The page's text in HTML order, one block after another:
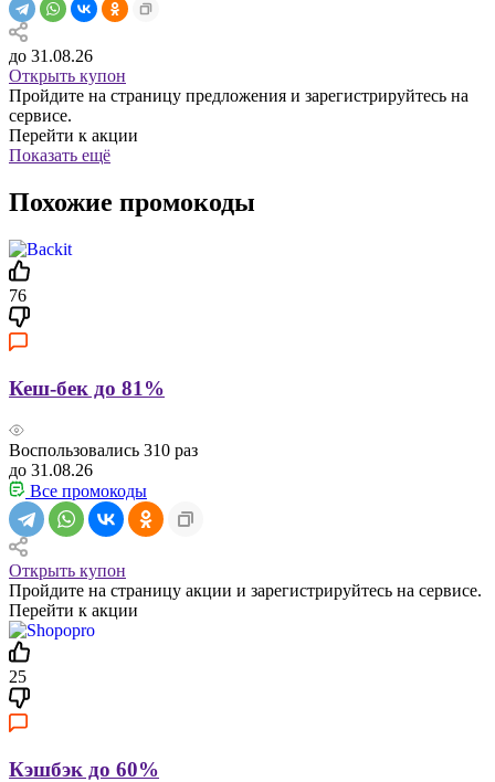
до 31.08.26
Открыть купон
Пройдите на страницу предложения и зарегистрируйтесь на
сервисе.
Перейти к акции
Показать ещё
Похожие промокоды
76
Кеш-бек до 81%
Воспользовались 310 раз
до 31.08.26
Все промокоды
Открыть купон
Пройдите на страницу акции и зарегистрируйтесь на сервисе.
Перейти к акции
25
Кэшбэк до 60%